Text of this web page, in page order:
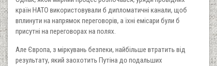
країн НАТО використовували б дипломатичні канали, щоб
вплинути на напрямок переговорів, а їхні емісари були б
присутні на переговорах на полях.
Але Європа, з міркувань безпеки, найбільше втратить від
результату, який заохотить Путіна до подальших